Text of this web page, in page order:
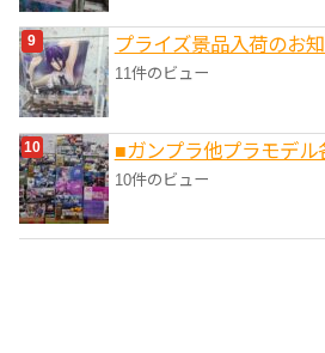
プライズ景品入荷のお
11件のビュー
■ガンプラ他プラモデル
10件のビュー